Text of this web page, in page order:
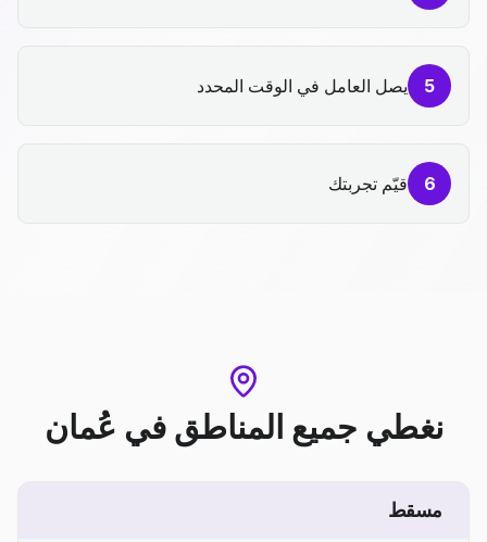
5 يصل العامل في الوقت المحدد
6 قيّم تجربتك
نغطي جميع المناطق في عُمان
مسقط